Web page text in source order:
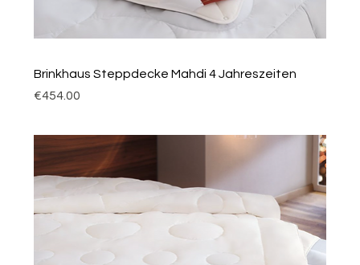
Brinkhaus Steppdecke Mahdi 4 Jahreszeiten
Price
€454.00